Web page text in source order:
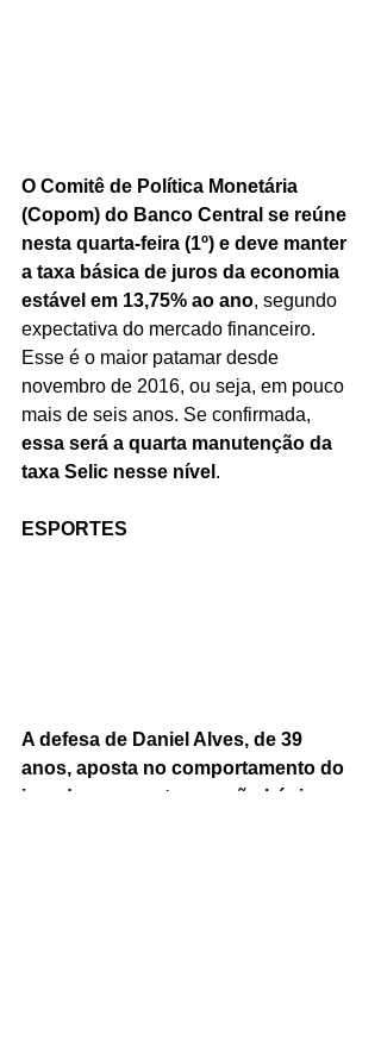
O Comitê de Política Monetária
(Copom) do Banco Central se reúne
nesta quarta-feira (1º) e deve manter
a taxa básica de juros da economia
estável em 13,75% ao ano, segundo
expectativa do mercado financeiro.
Esse é o maior patamar desde
novembro de 2016, ou seja, em pouco
mais de seis anos. Se confirmada,
essa será a quarta manutenção da
taxa Selic nesse nível .
ESPORTES
A defesa de Daniel Alves, de 39
anos, aposta no comportamento do
jogador e garante que não há risco